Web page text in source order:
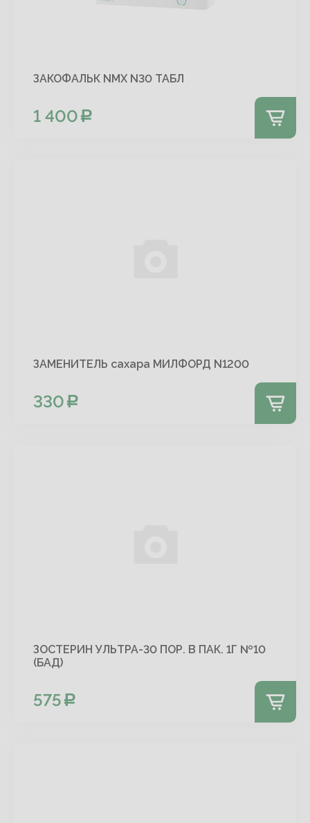
ЗАКОФАЛЬК NMX N30 ТАБЛ
1 400
ЗАМЕНИТЕЛЬ сахара МИЛФОРД N1200
330
ЗОСТЕРИН УЛЬТРА-30 ПОР. В ПАК. 1Г №10
(БАД)
575